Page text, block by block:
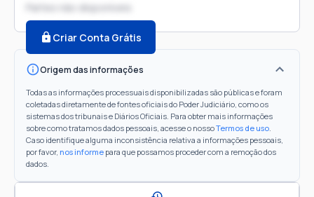
Partes não disponíveis
Criar Conta Grátis
Origem das informações
Todas as informações processuais disponibilizadas são públicas e foram
coletadas diretamente de fontes oficiais do Poder Judiciário, como os
sistemas dos tribunais e Diários Oficiais. Para obter mais informações
sobre como tratamos dados pessoais, acesse o nossoTermos de uso.
Caso identifique alguma inconsistência relativa a informações pessoais,
por favor, nos informe para que possamos proceder com a remoção dos
dados.